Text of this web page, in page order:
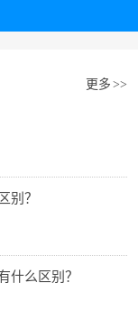
更多 >>
别？
什么区别？